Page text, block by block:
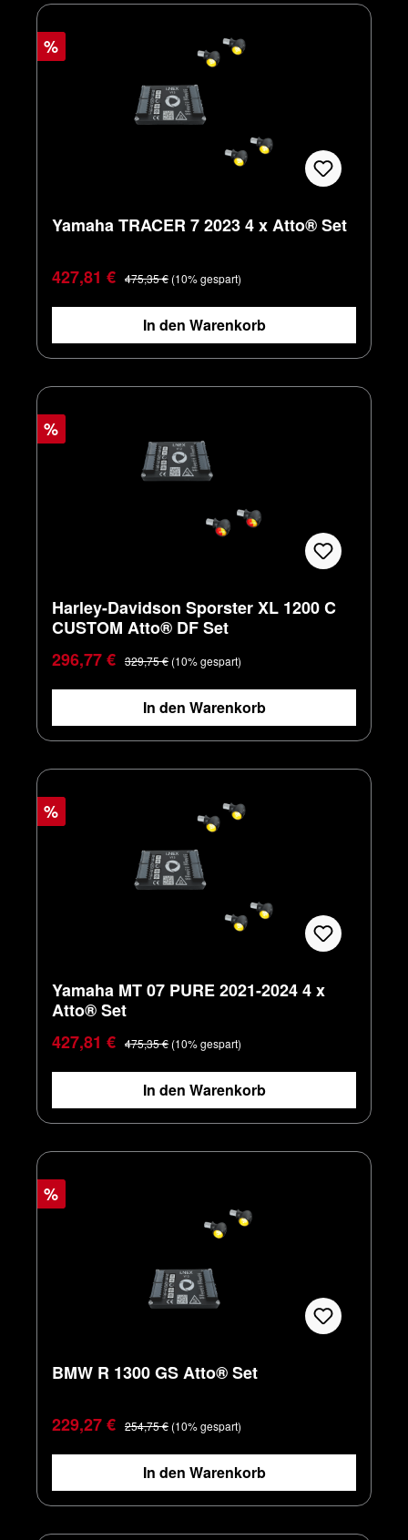
%
Yamaha TRACER 7 2023 4 x Atto® Set
Verkaufspreis:
427,81 € Regulärer Preis:
475,35 € (10% gespart)
In den Warenkorb
%
Harley-Davidson Sporster XL 1200 C
CUSTOM Atto® DF Set
Verkaufspreis:
296,77 € Regulärer Preis:
329,75 € (10% gespart)
In den Warenkorb
%
Yamaha MT 07 PURE 2021-2024 4 x
Atto® Set
Verkaufspreis:
427,81 € Regulärer Preis:
475,35 € (10% gespart)
In den Warenkorb
%
BMW R 1300 GS Atto® Set
Verkaufspreis:
229,27 € Regulärer Preis:
254,75 € (10% gespart)
In den Warenkorb